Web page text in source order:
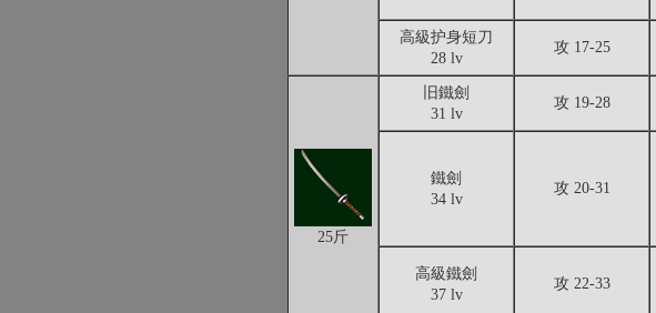
高級护身短刀
28 lv
攻 17-25
25斤
旧鐵劍
31 lv
攻 19-28
鐵劍
34 lv
攻 20-31
高級鐵劍
37 lv
攻 22-33